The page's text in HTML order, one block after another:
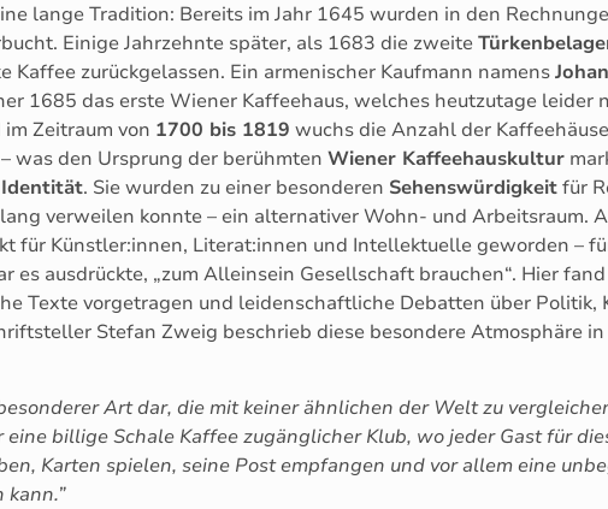
lange Tradition: Bereits im Jahr 1645 wurden in den
Einige Jahrzehnte später, als 1683 die zweite
Kaffee zurückgelassen. Ein armenischer Kaufmann namens
1685 das erste Wiener Kaffeehaus, welches heutzutage leider
Zeitraum von 1700 bis 1819 wuchs die Anzahl der
was den Ursprung der berühmten Wiener Kaffeehauskultur
. Sie wurden zu einer besonderen Sehenswürdigkeitfür
verweilen konnte – ein alternativer Wohn- und Arbeitsraum.
für Künstler:innen, Literat:innen und Intellektuelle geworden –
es ausdrückte, „zum Alleinsein Gesellschaft brauchen“. Hier
Texte vorgetragen und leidenschaftliche Debatten über
Stefan Zweig beschrieb diese besondere Atmosphäre
Art dar, die mit keiner ähnlichen der Welt zu
eine billige Schale Kaffee zugänglicher Klub, wo jeder Gast für
Karten spielen, seine Post empfangen und vor allem eine